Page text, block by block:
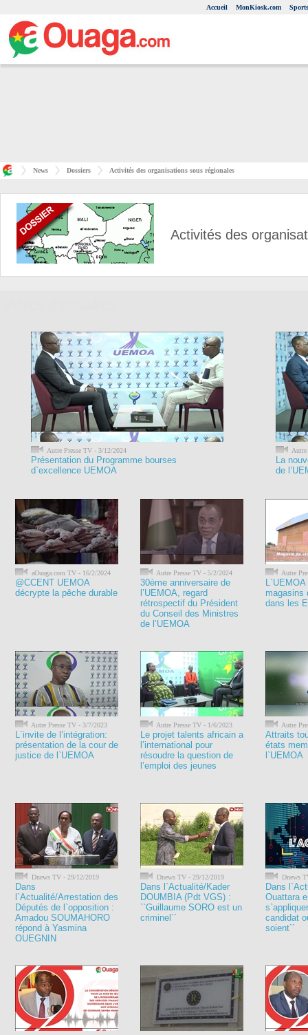
Accueil MonKiosk.com Sports
News Dossiers Activités des organisations sous régionales
Activités des
Autre Presse TV - 3/12/2024
Présentation du Programme bourses
d`excellence UEMOA
La
de
aOuaga.com TV - 16/2/2024
@CCENT UEMOA
décrypte la pêche durable
Autre Presse TV - 5/2/2024
30ème anniversaire de
l’UEMOA, regard
rétrospectif du Président
du Conseil des Ministres
de l’UEMOA
Autre
magasins
dans les
Autre Presse TV - 3/7/2023
L`invite de l’intégration:
présentation de la cour de
justice de l`UEMOA
Autre Presse TV - 1/6/2023
Le projet talents africain a
l’international pour
résoudre la question de
l’emploi des jeunes
Autre
Attraits
états
l`UEMOA
Dnews TV - 29/12/2019
Dans
l`Actualité/Arrestation des
Députés de l`opposition :
Amadou SOUMAHORO
répond à Yasmina
OUEGNIN
Dnews TV - 29/12/2019
Dans l`Actualité/Kader
DOUMBIA (Pdt VGS) :
``Guillaume SORO est un
criminel``
Dnews
Dans
Ouattara
candidat
soient``